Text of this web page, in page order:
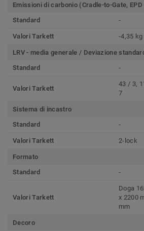
Emissioni di carbonio (Cradle-to-Gate,
Standard
-
Valori Tarkett -4,35 kg
LRV - media generale / Deviazione
Standard
-
Valori Tarkett
43 / 3,
7
Sistema di incastro
Standard
-
Valori Tarkett 2-lock
Formato
Standard
-
Valori Tarkett
Doga
x 2200
mm
Decoro